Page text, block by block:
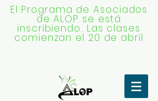
El Programa de Asociados
de ALOP se está
inscribiendo. Las clases
comienzan el 20 de abril